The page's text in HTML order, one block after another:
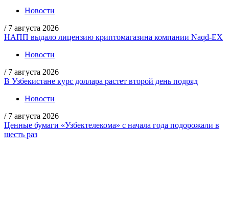
Новости
/ 7 августа 2026
НАПП выдало лицензию криптомагазина компании Naqd-EX
Новости
/ 7 августа 2026
В Узбекистане курс доллара растет второй день подряд
Новости
/ 7 августа 2026
Ценные бумаги «Узбектелекома» с начала года подорожали в
шесть раз